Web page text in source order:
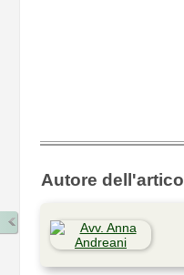
Autore